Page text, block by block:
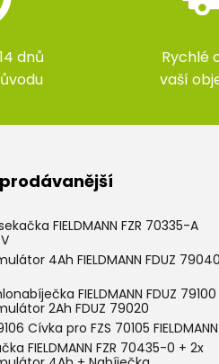
dnů
Rychlé
vaší
FIELDMANN FZR 70335-A
4Ah FIELDMANN FDUZ 79040
FIELDMANN FDUZ
2Ah FDUZ 79020
Cívka pro FZS 70105 FIELDMANN
FIELDMANN FZR 70435-0 + 2x